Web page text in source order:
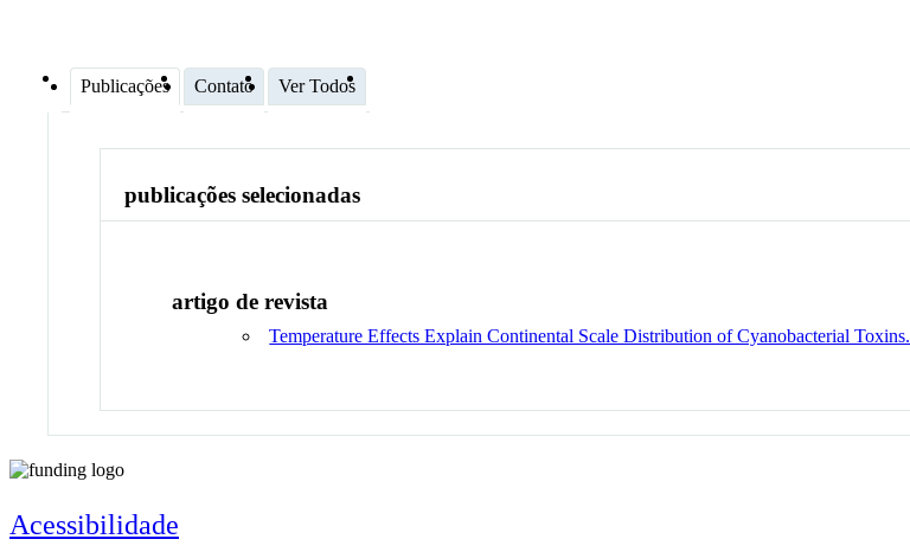
Publicações Contato Ver Todos
publicações selecionadas
artigo de revista
Temperature Effects Explain Continental Scale Distribution of Cyanobacterial Toxins.
Acessibilidade